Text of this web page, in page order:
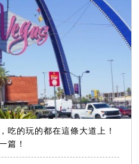
吃的玩的都在這條大道上！
篇！